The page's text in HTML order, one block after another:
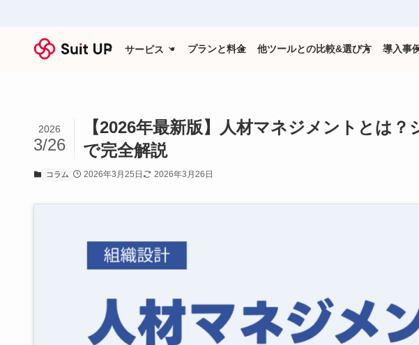
サービス プランと料金 他ツールとの比較&選び方 導入事
【2026年最新版】人材マネジメントとは
で完全解説
2026
3/26
コラム 2026年3月25日 2026年3月26日